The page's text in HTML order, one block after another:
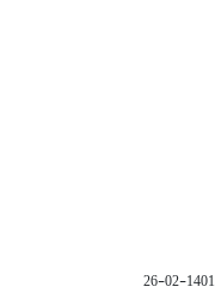
1401-02-26